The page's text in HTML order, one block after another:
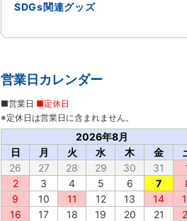
SDGs関連グッズ
営業日カレンダー
2026年8月
日
月 火 水 木 金
26
27 28 29 30 31
2
3 4 5 6 7
9
10 11 12 13 14
16
17 18 19 20 21
■営業日 ■定休日
※定休日は営業日に含まれません。